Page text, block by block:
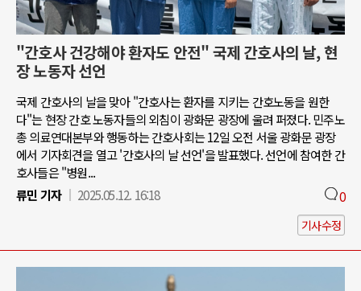
"간호사 건강해야 환자도 안전" 국제 간호사의 날, 현
장 노동자 선언
국제 간호사의 날을 맞아 "간호사는 환자를 지키는 간호노동을 원한
다"는 현장 간호 노동자들의 외침이 광화문 광장에 울려 퍼졌다. 민주노
총 의료연대본부와 행동하는 간호사회는 12일 오전 서울 광화문 광장
에서 기자회견을 열고 '간호사의 날 선언'을 발표했다. 선언에 참여한 간
호사들은 "병원...
류민 기자
2025.05.12. 16:18 0
기사수정